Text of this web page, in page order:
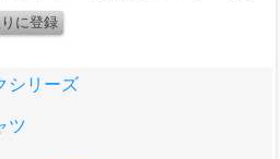
シリーズ
ツ